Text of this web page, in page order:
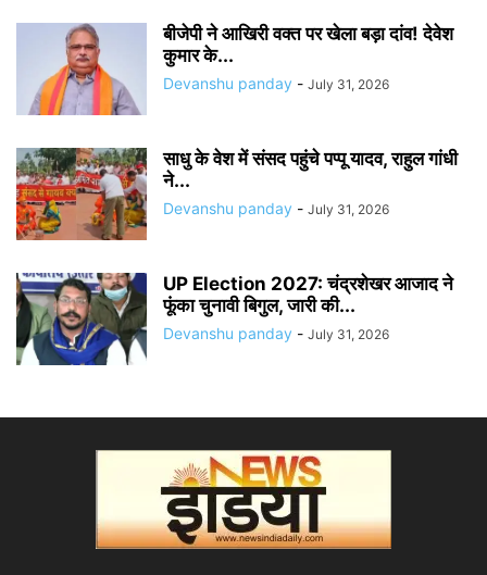
बीजेपी ने आखिरी वक्त पर खेला बड़ा दांव! देवेश
कुमार के...
Devanshu panday - July 31, 2026
साधु के वेश में संसद पहुंचे पप्पू यादव, राहुल गांधी
ने...
Devanshu panday - July 31, 2026
UP Election 2027: चंद्रशेखर आजाद ने
फूंका चुनावी बिगुल, जारी की...
Devanshu panday - July 31, 2026